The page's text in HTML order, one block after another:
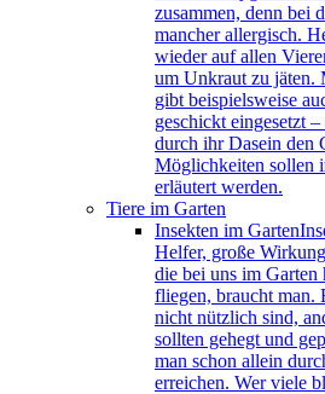
zusammen, denn bei
mancher allergisch.
wieder auf allen
um Unkraut zu jäten.
gibt beispielsweise
geschickt eingesetzt
durch ihr Dasein den
Möglichkeiten sollen
erläutert werden.
Tiere im Garten
Insekten im Garten
Helfer, große
die bei uns im Garten
fliegen, braucht man.
nicht nützlich sind,
sollten gehegt und
man schon allein
erreichen. Wer viele